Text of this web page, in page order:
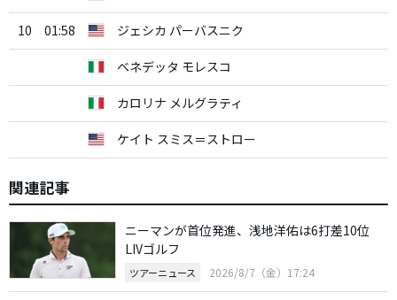
10 01:58 ジェシカ パーバスニク
ベネデッタ モレスコ
カロリナ メルグラティ
ケイト スミス＝ストロー
関連記事
ニーマンが首位発進、浅地洋佑は6打差10位
LIVゴルフ
ツアーニュース 2026/8/7（金）17:24